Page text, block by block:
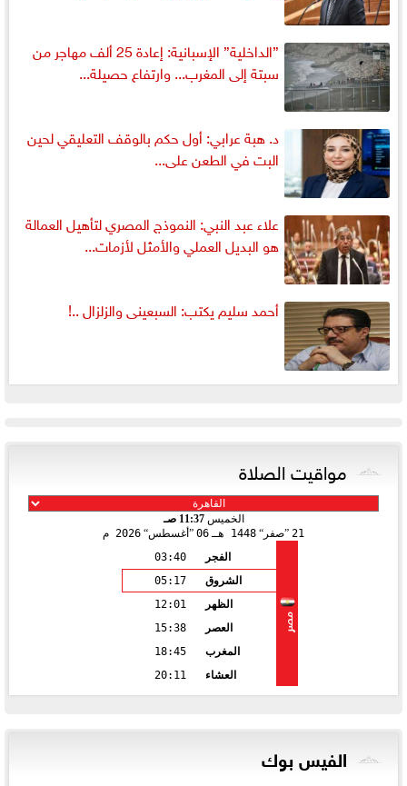
”الداخلية” الإسبانية: إعادة 25 ألف مهاجر من
سبتة إلى المغرب... وارتفاع حصيلة...
د. هبة عرابي: أول حكم بالوقف التعليقي لحين
البت في الطعن على...
علاء عبد النبي: النموذج المصري لتأهيل العمالة
هو البديل العملي والأمثل لأزمات...
أحمد سليم يكتب: السبعينى والزلزال ..!
مواقيت الصلاة
الخميس11:37 صـ
21 صفر 1448 هـ 06 أغسطس 2026 م
مصر
الفجر
03:40
الشروق
05:17
الظهر
12:01
العصر
15:38
المغرب
18:45
العشاء
20:11
الفيس بوك